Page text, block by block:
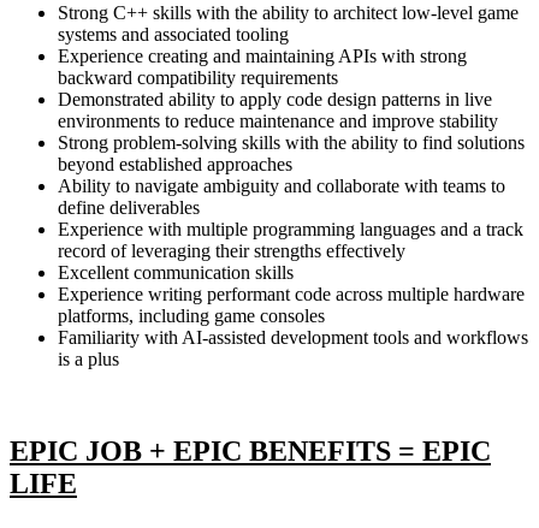
Strong C++ skills with the ability to architect low-level game
systems and associated tooling
Experience creating and maintaining APIs with strong
backward compatibility requirements
Demonstrated ability to apply code design patterns in live
environments to reduce maintenance and improve stability
Strong problem-solving skills with the ability to find solutions
beyond established approaches
Ability to navigate ambiguity and collaborate with teams to
define deliverables
Experience with multiple programming languages and a track
record of leveraging their strengths effectively
Excellent communication skills
Experience writing performant code across multiple hardware
platforms, including game consoles
Familiarity with AI-assisted development tools and workflows
is a plus
EPIC JOB + EPIC BENEFITS = EPIC
LIFE